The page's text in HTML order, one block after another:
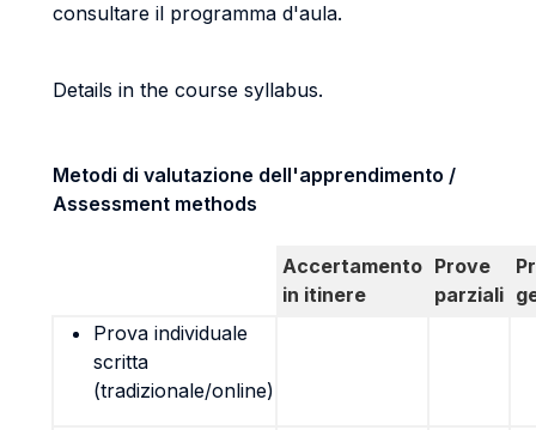
consultare il programma d'aula.
Details in the course syllabus.
Metodi di valutazione dell'apprendimento /
Assessment methods
Accertamento
in itinere
Prove
parziali
Prova individuale
scritta
(tradizionale/online)